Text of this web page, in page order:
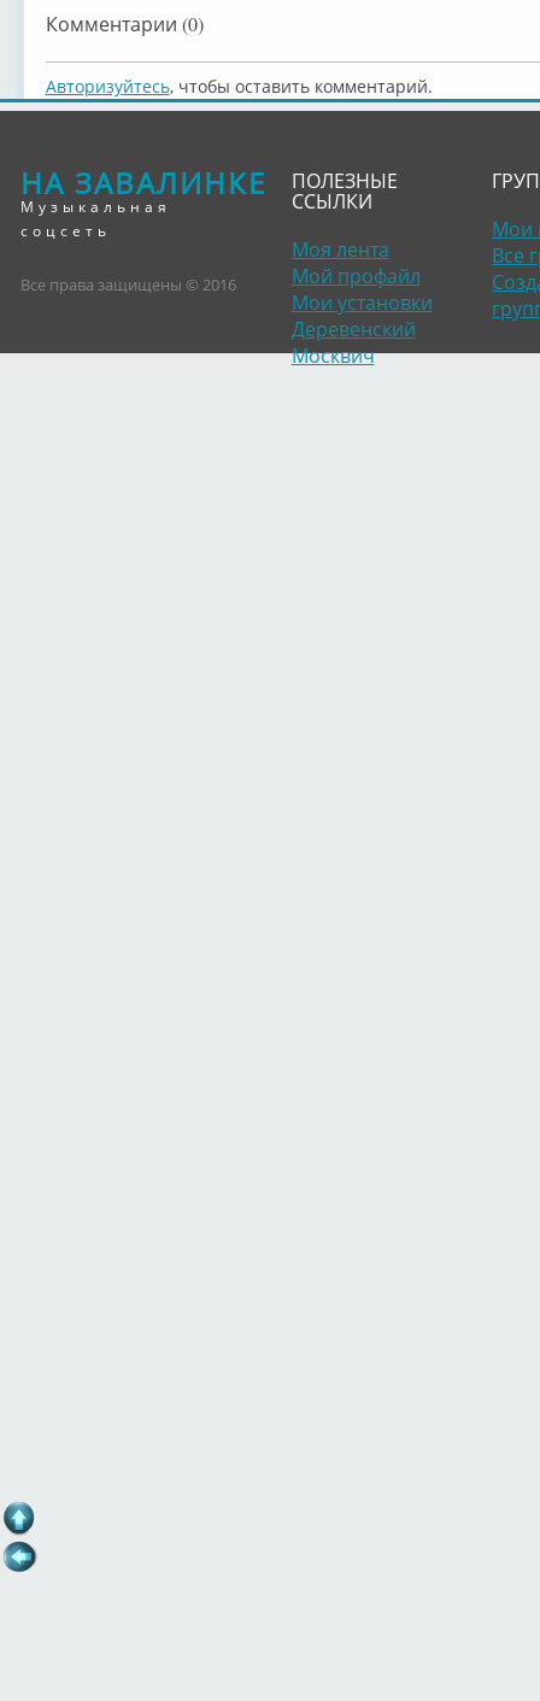
Комментарии (0)
Авторизуйтесь, чтобы оставить комментарий.
НА ЗАВАЛИНКЕ
Музыкальная
соцсеть
Все права защищены © 2016
ПОЛЕЗНЫЕ
ССЫЛКИ
Моя лента
Мой профайл
Мои установки
Деревенский
Москвич
Мои
Все